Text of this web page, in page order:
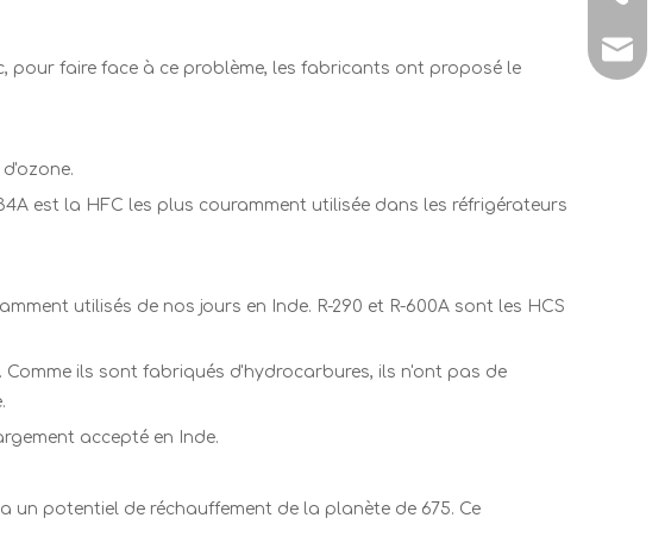
pour faire face à ce problème, les fabricants ont proposé le
est la HFC les plus couramment utilisée dans les réfrigérateurs
utilisés de nos jours en Inde. R-290 et R-600A sont les HCS
ils sont fabriqués d'hydrocarbures, ils n'ont pas de
accepté en Inde.
un potentiel de réchauffement de la planète de 675. Ce